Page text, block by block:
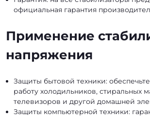
официальная гарантия
Применение
напряжения
Защиты бытовой техники:
работу холодильников, стиральных
телевизоров и другой домашней
Защиты компьютерной техники: